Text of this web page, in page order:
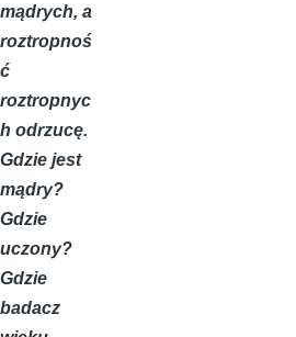
mądrych, a
roztropnoś
ć
roztropnyc
h odrzucę.
Gdzie jest
mądry?
Gdzie
uczony?
Gdzie
badacz